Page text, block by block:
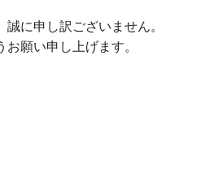
誠に申し訳ございません。
願い申し上げます。